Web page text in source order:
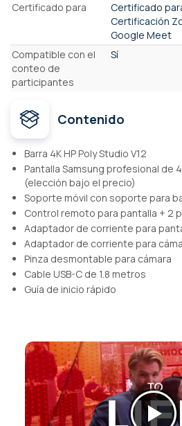
Certificado para
Certificado
Certificación
Google Meet
Compatible con el
conteo de
participantes
Sí
Contenido
Barra 4K HP Poly Studio V12
Pantalla Samsung profesional de
(elección bajo el precio)
Soporte móvil con soporte para
Control remoto para pantalla + 2
Adaptador de corriente para
Adaptador de corriente para
Pinza desmontable para cámara
Cable USB-C de 1.8 metros
Guía de inicio rápido